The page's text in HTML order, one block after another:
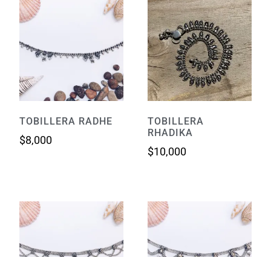
TOBILLERA RADHE
$8,000
TOBILLERA
RHADIKA
$10,000